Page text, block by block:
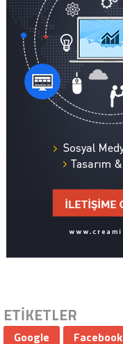
ETİKETLER
Google Facebook